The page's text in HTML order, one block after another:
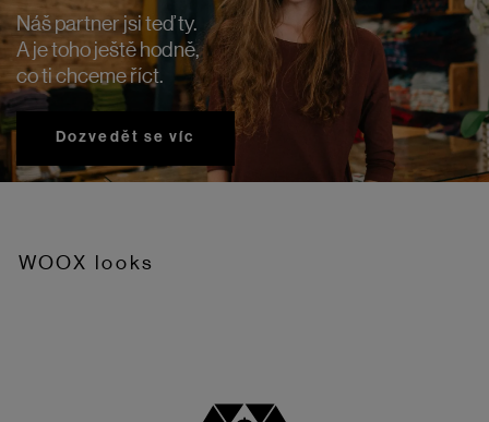
Náš partner jsi teď ty.
A je toho ještě hodně,
co ti chceme říct.
Dozvedět se víc
WOOX looks